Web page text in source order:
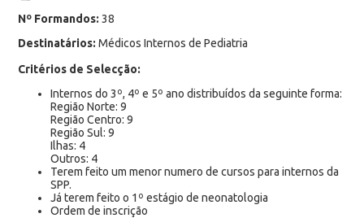
Nº Formandos: 38
Destinatários: Médicos Internos de Pediatria
Critérios de Selecção:
Internos do 3º, 4º e 5º ano distribuídos da seguinte forma:
Região Norte: 9
Região Centro: 9
Região Sul: 9
Ilhas: 4
Outros: 4
Terem feito um menor numero de cursos para internos da
SPP.
Já terem feito o 1º estágio de neonatologia
Ordem de inscrição